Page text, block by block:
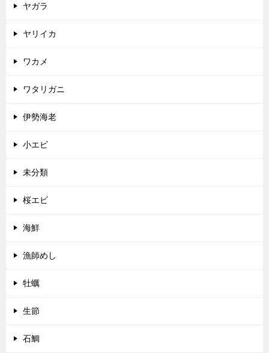
ヤガラ
ヤリイカ
ワカメ
ワタリガニ
伊勢海老
小エビ
未分類
桜エビ
海鮮
漁師めし
牡蠣
生節
石鯛